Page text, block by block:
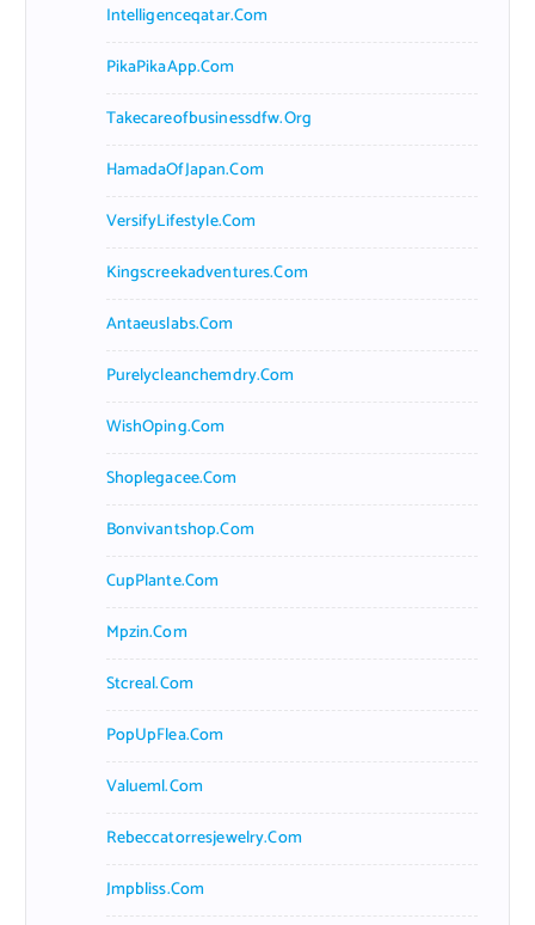
Intelligenceqatar.com
PikaPikaApp.com
Takecareofbusinessdfw.org
HamadaOfJapan.com
VersifyLifestyle.com
Kingscreekadventures.com
Antaeuslabs.com
Purelycleanchemdry.com
WishOping.com
Shoplegacee.com
Bonvivantshop.com
CupPlante.com
Mpzin.com
Stcreal.com
PopUpFlea.com
Valueml.com
Rebeccatorresjewelry.com
Jmpbliss.com